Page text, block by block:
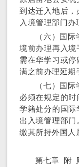
到达迁入地后，
入境管理部门办
（六）国
境前办理再入
需在华学习或
满之前办理延期
（七）国
必须在规定的
学籍处分的国
出入境管理部
缴其所持外国人
第七章 附